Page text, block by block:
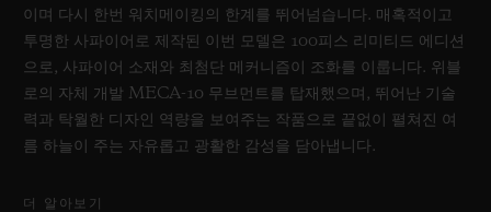
이며 다시 한번 워치메이킹의 한계를 뛰어넘습니다. 매혹적이고
투명한 사파이어로 제작된 이번 모델은 100피스 리미티드 에디션
으로, 사파이어 소재와 최첨단 메커니즘이 조화를 이룹니다. 위블
로의 자체 개발 MECA-10 무브먼트를 탑재했으며, 뛰어난 기술
력과 탁월한 디자인 역량을 보여주는 작품으로 끝없이 펼쳐진 여
름 하늘이 주는 자유롭고 광활한 감성을 담아냅니다.
더 알아보기